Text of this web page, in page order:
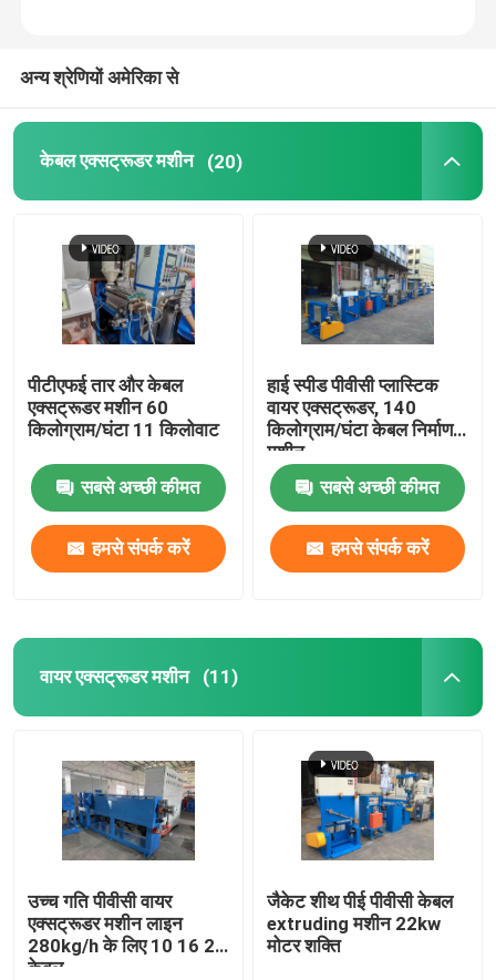
लेजर काटने की मशीन
सीसीवी लाइनें
केबल क्रॉस हेड
तांबे के तार की ड्राइंग मर जाती है
अन्य श्रेणियों अमेरिका से
केबल एक्सट्रूडर मशीन (20)
पीटीएफई तार और केबल
एक्सट्रूडर मशीन 60
किलोग्राम/घंटा 11 किलोवाट
सबसे अच्छी कीमत
हमसे संपर्क करें
हाई स्पीड पीवीसी प्लास्टिक
वायर एक्सट्रूडर, 140
किलोग्राम/घंटा केबल निर्माण
मशीन
सबसे अच्छी कीमत
हमसे संपर्क करें
वायर एक्सट्रूडर मशीन (11)
उच्च गति पीवीसी वायर
एक्सट्रूडर मशीन लाइन
280kg/h के लिए 10 16 25
केबल
जैकेट शीथ पीई पीवीसी केबल
extruding मशीन 22kw
मोटर शक्ति